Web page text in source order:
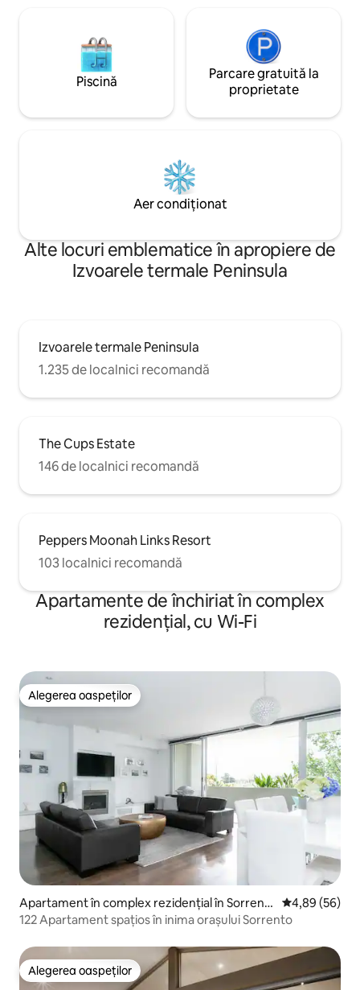
Piscină
Parcare gratuită la
proprietate
Aer condiționat
Alte locuri emblematice în apropiere de
Izvoarele termale Peninsula
Izvoarele termale Peninsula
1.235 de localnici recomandă
The Cups Estate
146 de localnici recomandă
Peppers Moonah Links Resort
103 localnici recomandă
Apartamente de închiriat în complex
rezidențial, cu Wi-Fi
Alegerea oaspeților
Alegerea oaspeților
Apartament în complex rezidențial în Sorrent
o
Scor mediu
4,89 (56)
122 Apartament spațios în inima orașului Sorrento
Alegerea oaspeților
Alegerea oaspeților